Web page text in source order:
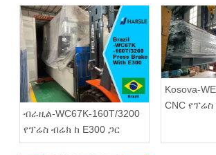
ብራዚል-WC67K-160T/3200
የፕሬስ ብሬክ ከ E300 ጋር
Kosova-
CNC የፕሬስ